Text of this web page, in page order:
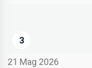
3
21 Mag 2026